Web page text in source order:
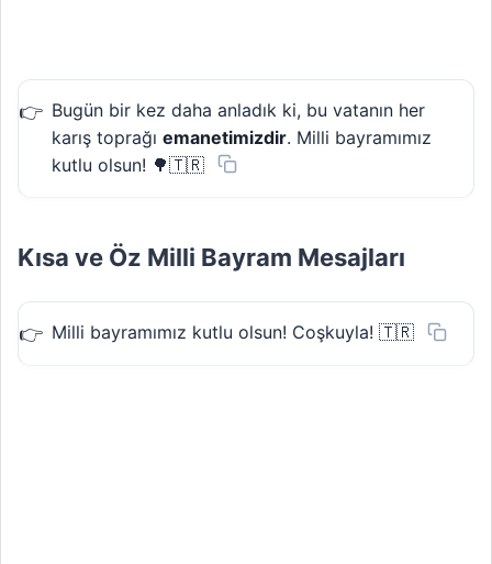
Bugün bir kez daha anladık ki, bu vatanın her
karış toprağı emanetimizdir. Milli bayramımız
kutlu olsun! 🌳🇹🇷
Kısa ve Öz Milli Bayram Mesajları
Milli bayramımız kutlu olsun! Coşkuyla! 🇹🇷